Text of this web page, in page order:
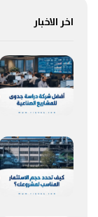
اخر الاخبار